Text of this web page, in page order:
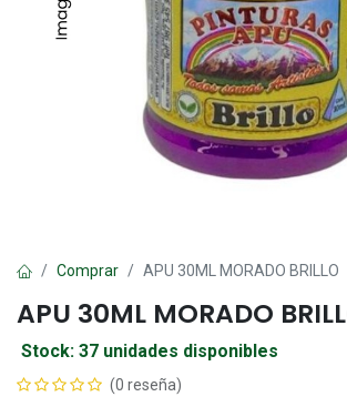
Comprar APU 30ML MORADO BRILLO
APU 30ML MORADO
Stock: 37 unidades disponibles
(0 reseña)